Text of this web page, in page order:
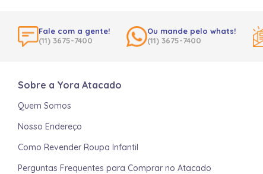
Fale com a gente!
(11) 3675-7400
Ou mande pelo whats!
(11) 3675-7400
Sobre a Yora Atacado
Quem Somos
Nosso Endereço
Como Revender Roupa Infantil
Perguntas Frequentes para Comprar no Atacado